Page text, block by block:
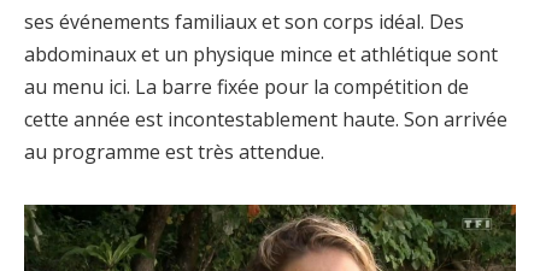
ses événements familiaux et son corps idéal. Des
abdominaux et un physique mince et athlétique sont
au menu ici. La barre fixée pour la compétition de
cette année est incontestablement haute. Son arrivée
au programme est très attendue.